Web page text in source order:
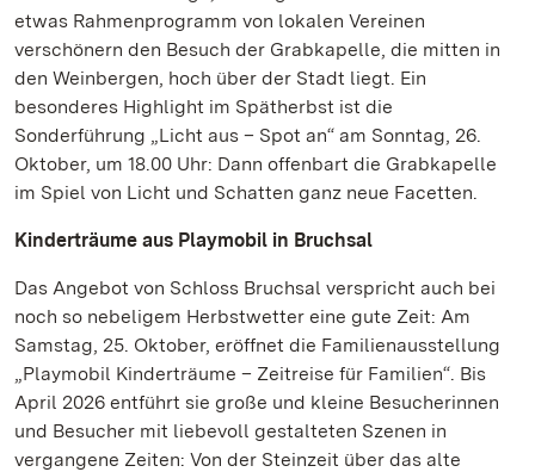
etwas Rahmenprogramm von lokalen Vereinen
verschönern den Besuch der Grabkapelle, die mitten in
den Weinbergen, hoch über der Stadt liegt. Ein
besonderes Highlight im Spätherbst ist die
Sonderführung „Licht aus – Spot an“ am Sonntag, 26.
Oktober, um 18.00 Uhr: Dann offenbart die Grabkapelle
im Spiel von Licht und Schatten ganz neue Facetten.
Kinderträume aus Playmobil in Bruchsal
Das Angebot von Schloss Bruchsal verspricht auch bei
noch so nebeligem Herbstwetter eine gute Zeit: Am
Samstag, 25. Oktober, eröffnet die Familienausstellung
„Playmobil Kinderträume – Zeitreise für Familien“. Bis
April 2026 entführt sie große und kleine Besucherinnen
und Besucher mit liebevoll gestalteten Szenen in
vergangene Zeiten: Von der Steinzeit über das alte